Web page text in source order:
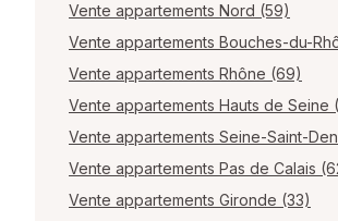
Vente appartements Nord (59)
Vente appartements Bouches-du-
Vente appartements Rhône (69)
Vente appartements Hauts de Seine
Vente appartements Seine-Saint-
Vente appartements Pas de Calais
Vente appartements Gironde (33)